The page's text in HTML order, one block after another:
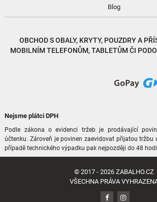
Blog
OBCHOD SOBALY, KRYTY, POUZDRYA
MOBILNÍM TELEFONŮM, TABLETŮM ČI
Nejsme plátci DPH
Podle zákona o evidenci tržeb je prodávající
účtenku. Zároveň je povinen zaevidovat přijatou tržbu
případě technického výpadku pak nejpozději do 48
© 2017 - 2026 ZABALHO.CZ
VŠECHNA PRÁVA